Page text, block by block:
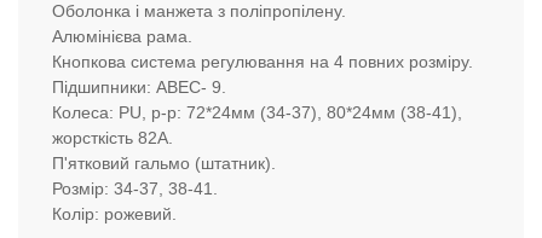
Оболонка і манжета з поліпропілену.
Алюмінієва рама.
Кнопкова система регулювання на 4 повних розміру.
Підшипники: ABEC- 9.
Колеса: PU, р-р: 72*24мм (34-37), 80*24мм (38-41),
жорсткість 82А.
П'ятковий гальмо (штатник).
Розмір: 34-37, 38-41.
Колір: рожевий.